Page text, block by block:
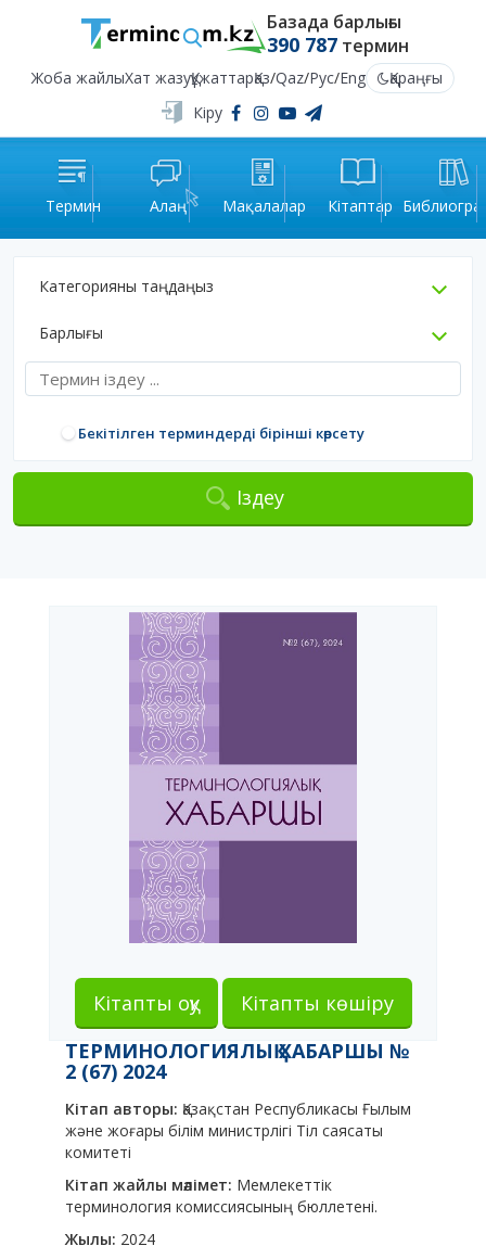
Базада барлығы
390 787термин
Жоба жайлыХат жазуҚұжаттарҚаз/Qaz/Рус/Eng
Қараңғы
Кіру
Термин Алаң Мақалалар Кітаптар
Категорияны таңдаңыз
Барлығы
Бекітілген терминдерді бірінші көрсету
Іздеу
Кітапты оқу
Кітапты көшіру
ТЕРМИНОЛОГИЯЛЫҚ ХАБАРШЫ №
2 (67) 2024
Кітап авторы: Қазақстан Республикасы Ғылым
және жоғары білім министрлігі Тіл саясаты
комитеті
Кітап жайлы мәлімет: Мемлекеттік
терминология комиссиясының бюллетені.
Жылы: 2024